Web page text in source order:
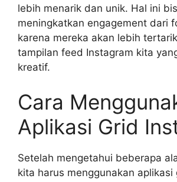
lebih menarik dan unik. Hal ini
meningkatkan engagement dari
karena mereka akan lebih
tampilan feed Instagram kita
kreatif.
Cara
Aplikasi Grid
Setelah mengetahui beberapa
kita harus menggunakan aplikasi